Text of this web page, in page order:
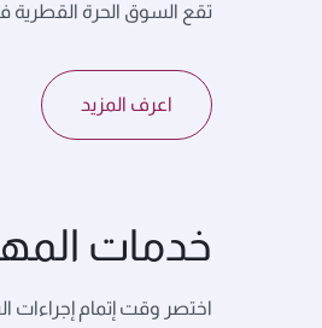
تقع السوق الحرة القطرية
اعرف المزيد
خدمات
اختصر وقت إتمام إجراءات